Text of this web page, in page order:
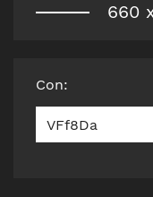
660
Con:
VFf8Da